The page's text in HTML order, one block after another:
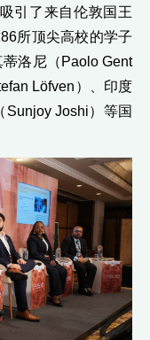
引了来自伦敦国王
所顶尖高校的学子
洛尼（Paolo Gent
Löfven）、印度
Sunjoy Joshi）等国